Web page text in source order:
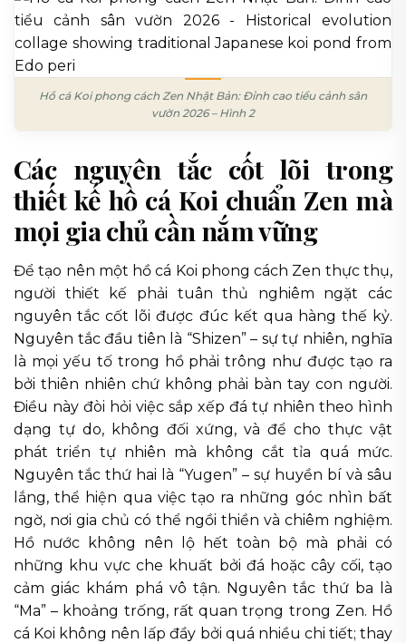
Hồ cá Koi phong cách Zen Nhật Bản: Đỉnh cao tiểu cảnh sân
vườn 2026 – Hình 2
Các nguyên tắc cốt lõi trong
thiết kế hồ cá Koi chuẩn Zen mà
mọi gia chủ cần nắm vững
Để tạo nên một hồ cá Koi phong cách Zen thực thụ,
người thiết kế phải tuân thủ nghiêm ngặt các
nguyên tắc cốt lõi được đúc kết qua hàng thế kỷ.
Nguyên tắc đầu tiên là “Shizen” – sự tự nhiên, nghĩa
là mọi yếu tố trong hồ phải trông như được tạo ra
bởi thiên nhiên chứ không phải bàn tay con người.
Điều này đòi hỏi việc sắp xếp đá tự nhiên theo hình
dạng tự do, không đối xứng, và để cho thực vật
phát triển tự nhiên mà không cắt tỉa quá mức.
Nguyên tắc thứ hai là “Yugen” – sự huyền bí và sâu
lắng, thể hiện qua việc tạo ra những góc nhìn bất
ngờ, nơi gia chủ có thể ngồi thiền và chiêm nghiệm.
Hồ nước không nên lộ hết toàn bộ mà phải có
những khu vực che khuất bởi đá hoặc cây cối, tạo
cảm giác khám phá vô tận. Nguyên tắc thứ ba là
“Ma” – khoảng trống, rất quan trọng trong Zen. Hồ
cá Koi không nên lấp đầy bởi quá nhiều chi tiết; thay